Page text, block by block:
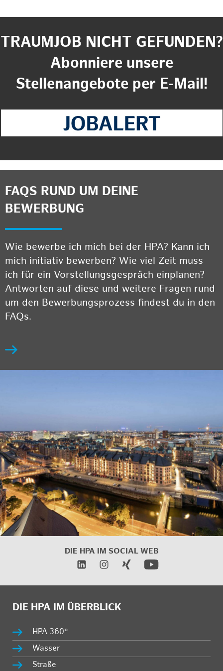
TRAUMJOB NICHT GEFUNDEN?
Abonniere unsere
Stellenangebote per E-Mail!
FAQS RUND UM DEINE
BEWERBUNG
Wie bewerbe ich mich bei der HPA? Kann ich
mich initiativ bewerben? Wie viel Zeit muss
ich für ein Vorstellungsgespräch einplanen?
Antworten auf diese und weitere Fragen rund
um den Bewerbungsprozess findest du in den
FAQs.
DIE HPA IM SOCIAL WEB
DIE HPA IM ÜBERBLICK
HPA 360°
Wasser
Straße